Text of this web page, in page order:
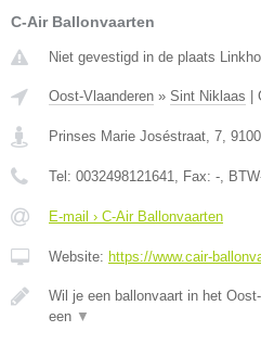
C-Air Ballonvaarten
Niet gevestigd in de plaats
Oost-Vlaanderen » Sint Niklaas
Prinses Marie Joséstraat, 7, 9100
Tel: 0032498121641, Fax: -,
E-mail › C-Air Ballonvaarten
Website: https://www.cair-
Wil je een ballonvaart in het
een ▼